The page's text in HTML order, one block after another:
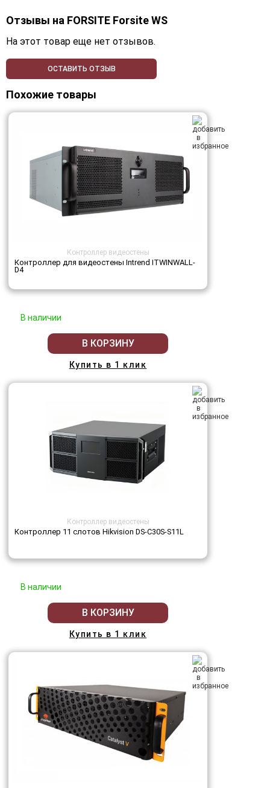
Отзывы на FORSITE Forsite WS
На этот товар еще нет отзывов.
ОСТАВИТЬ ОТЗЫВ
Похожие товары
Контроллер видеостены
Контроллер для видеостены Intrend ITWINWALL-
D4
В наличии
В КОРЗИНУ
Купить в 1 клик
Контроллер видеостены
Контроллер 11 слотов Hikvision DS-C30S-S11L
В наличии
В КОРЗИНУ
Купить в 1 клик